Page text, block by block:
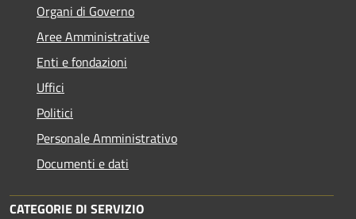
Organi di Governo
Aree Amministrative
Enti e fondazioni
Uffici
Politici
Personale Amministrativo
Documenti e dati
CATEGORIE DI SERVIZIO